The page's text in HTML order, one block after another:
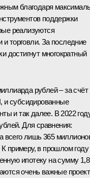
благодаря
поддержки
реализуются
торговли. За последние
достигнут многократный
рублей – за счёт
и субсидированные
и так далее. В 2022
Для сравнения:
всего лишь 365
К примеру, в прошлом году
ипотеку на сумму 1,8
очень важные